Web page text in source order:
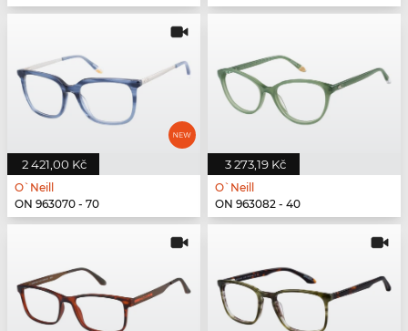
2 421,00 Kč
O`Neill
ON 963070 - 70
3 273,19 Kč
O`Neill
ON 963082 - 40